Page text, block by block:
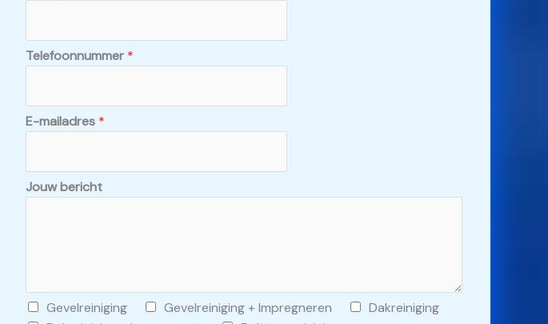
Telefoonnummer *
E-mailadres *
Jouw bericht
C
Gevelreiniging Gevelreiniging + Impregneren
Dakreiniging